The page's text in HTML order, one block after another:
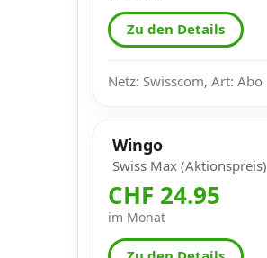
Zu den Details
Netz: Swisscom, Art: Abo
Wingo
Swiss Max (Aktionspreis)
CHF 24.95
im Monat